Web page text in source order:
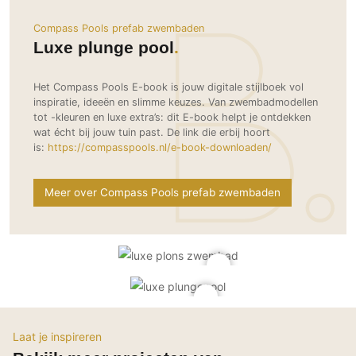
Inrichting
Bedden
Meubels
Verlichting
Trappen
Keukenbladen
Buitendeuren
Deursystemen
Vouwwanden
Garagedeuren
Zonwering
Buitenshutters
Gevel
Tuinverlichting
Hekwerken en poorten
Zwemmen
Tuin wellness
buitenvloeren
Vlonders
Serre/Veranda
Thuisbioscoop
Toilet
Wellness
Werkkamer
Woonkamer
Buitenkijken
Bijgebouw / Poolhouse
Tuin
Villa
Zwembad
Compass Pools prefab zwembaden
Luxe plunge pool
Het Compass Pools E-book is jouw digitale stijlboek vol
inspiratie, ideeën en slimme keuzes. Van zwembadmodellen
tot -kleuren en luxe extra’s: dit E-book helpt je ontdekken
wat écht bij jouw tuin past. De link die erbij hoort
is: https://compasspools.nl/e-book-downloaden/
Meer over Compass Pools prefab zwembaden
Laat je inspireren